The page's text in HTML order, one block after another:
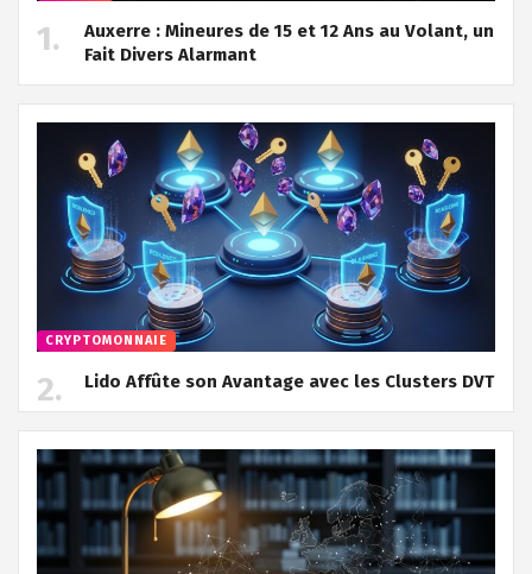
Auxerre : Mineures de 15 et 12 Ans au Volant, un
Fait Divers Alarmant
CRYPTOMONNAIE
Lido Affûte son Avantage avec les Clusters DVT